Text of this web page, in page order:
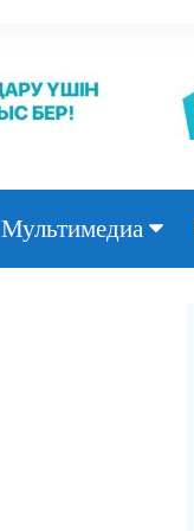
Мультимедиа